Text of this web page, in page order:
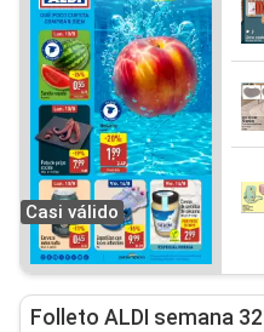
Casi válido
Folleto ALDI semana 32